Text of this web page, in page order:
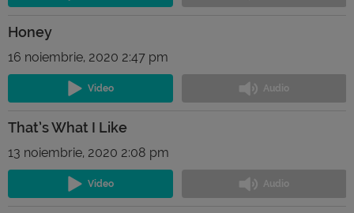
Honey
16 noiembrie, 2020 2:47 pm
That’s What I Like
13 noiembrie, 2020 2:08 pm